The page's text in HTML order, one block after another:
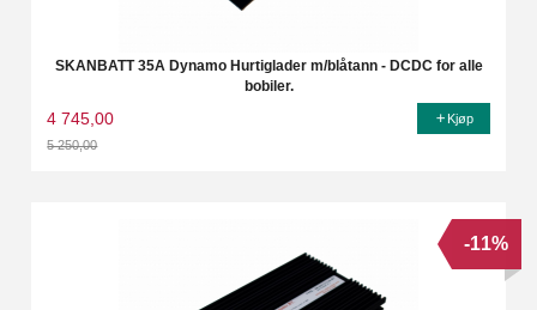
SKANBATT 35A Dynamo Hurtiglader m/blåtann - DCDC for alle
bobiler.
4 745,00
5 250,00
Kjøp
-11%